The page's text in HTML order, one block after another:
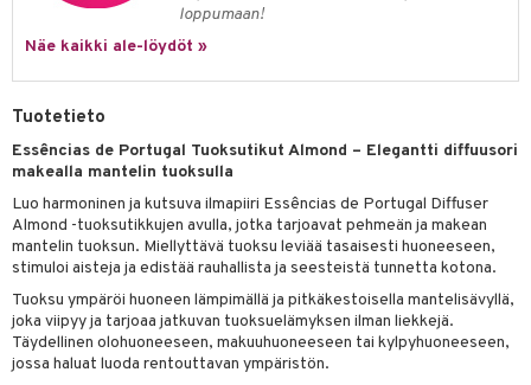
loppumaan!
Näe kaikki ale-löydöt »
Tuotetieto
Essências de Portugal Tuoksutikut Almond – Elegantti diffuusori
makealla mantelin tuoksulla
Luo harmoninen ja kutsuva ilmapiiri Essências de Portugal Diffuser
Almond -tuoksutikkujen avulla, jotka tarjoavat pehmeän ja makean
mantelin tuoksun. Miellyttävä tuoksu leviää tasaisesti huoneeseen,
stimuloi aisteja ja edistää rauhallista ja seesteistä tunnetta kotona.
Tuoksu ympäröi huoneen lämpimällä ja pitkäkestoisella mantelisävyllä,
joka viipyy ja tarjoaa jatkuvan tuoksuelämyksen ilman liekkejä.
Täydellinen olohuoneeseen, makuuhuoneeseen tai kylpyhuoneeseen,
jossa haluat luoda rentouttavan ympäristön.
ja naamiot
Huulten Hoito
Elixir
Happy
Happy For Men
Miehille
& Soujaus
& Ihonpuhdistus